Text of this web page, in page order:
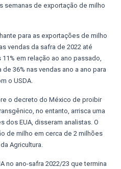
semanas de exportação de milho
para as exportações de milho
vendas da safra de 2022 até
em relação ao ano passado,
36% nas vendas ano a ano para
o USDA.
o decreto do México de proibir
no entanto, arrisca uma
dos EUA, disseram analistas. O
de milho em cerca de 2 milhões
Agricultura.
no ano-safra 2022/23 que termina